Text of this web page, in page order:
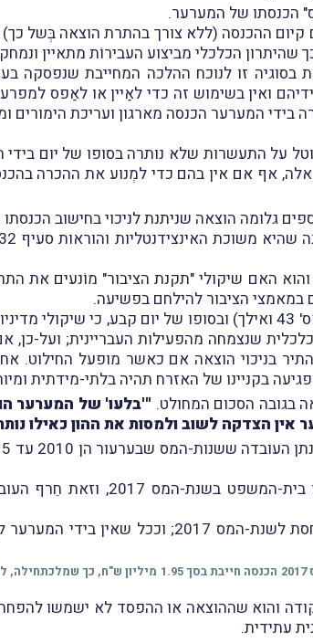
הכנסתו של המערער.
ההכנסה (ללא צורך בהתרת הוצאה בְּשל
שהיתרון הכלכלי מביצוע העבירוֹת מתאיין
זו לנוכח ההלכה המחייבת שנפסקה
ואין בשימוש זה כדי לאַיין או לאַפס
בידי המערער הכנסה מארגון ועריכת הימורים
על התעשרות שלא נותרה בסופו של יום
אף אם אין בהם כדי למְנוע את ההכרה
גלומה הוצאה שניתנת לניכוי בחישוב
האם שיקולי "תקנת הציבור" מוֹנעים את
במאמצי הציבור להילחם בפשיעה.
השופט קירש הִקדיש לשאלה זו את חלק הארי של פסק-הדין (ראו פס' 43 ואילך)
שנצמחה מהפעילות העבריינית; ועל-
בניכוי הוצאה אם כאשר מופעל החילוט.
בגובה הסכום המחולט. "'בלעו' של המערער
הצדקה לשוב ולמסות את ההון כאילו
* בפועל, וכפי העולה מפס' 103 לפסק-הדין, למערער נוצרה, ככל
השופט קירש סייג אחד מכוח סמכותו לפי סעיף 156 לפקודה והוא